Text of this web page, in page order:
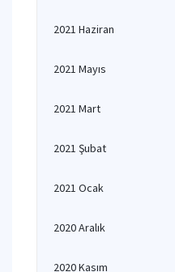
2021 Haziran
2021 Mayıs
2021 Mart
2021 Şubat
2021 Ocak
2020 Aralık
2020 Kasım